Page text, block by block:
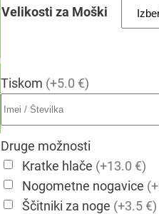
Velikosti za Moški
Tiskom (+5.0 €)
Druge možnosti
Kratke hlače (+13.0 €)
Nogometne nogavice
Ščitniki za noge (+3.5 €)